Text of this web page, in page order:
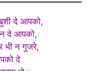
दे आपको,
दे आपको,
भी न गुजरे,
दे